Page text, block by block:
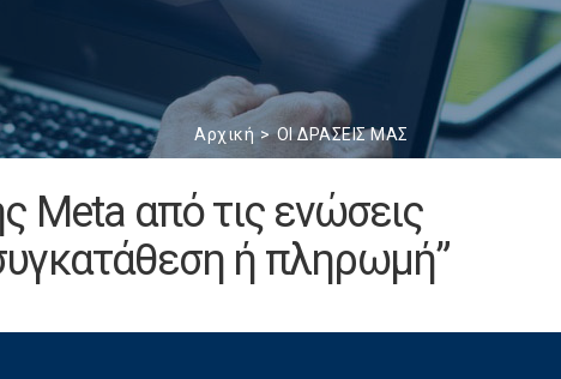
Αρχική ΟΙ ΔΡΑΣΕΙΣ ΜΑΣ
Μeta από τις ενώσεις
ή πληρωμή”